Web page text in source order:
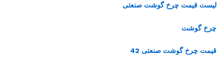
لیست قیمت چرخ گوشت صنعتی
چرخ گوشت
قیمت چرخ گوشت صنعتی 42